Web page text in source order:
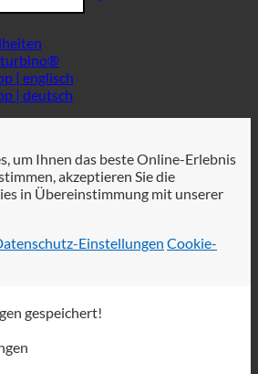
um Ihnen das beste Online-Erlebnis
akzeptieren Sie die
in Übereinstimmung mit unserer
gespeichert!
kann diese Informationen
oder abrufen, meist in Form von
hier Ihre persönlichen Cookie-